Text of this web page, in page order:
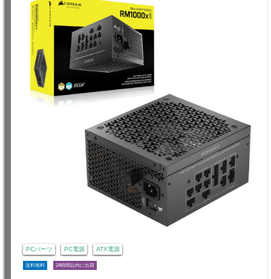
PCパーツ PC電源 ATX電源
送料無料 24時間以内に出荷